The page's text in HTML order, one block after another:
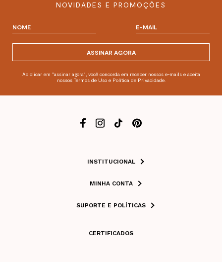
NOVIDADES E PROMOÇÕES
ASSINAR AGORA
Ao clicar em "assinar agora", você concorda em receber nossos e-mails e aceita
nossos Termos de Uso e Política de Privacidade.
INSTITUCIONAL
MINHA CONTA
SUPORTE E POLÍTICAS
CERTIFICADOS